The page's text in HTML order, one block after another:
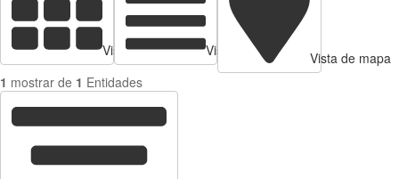
Vista de tarjetas Vista de Tabla
Vista de mapa
1 mostrar de 1 Entidades